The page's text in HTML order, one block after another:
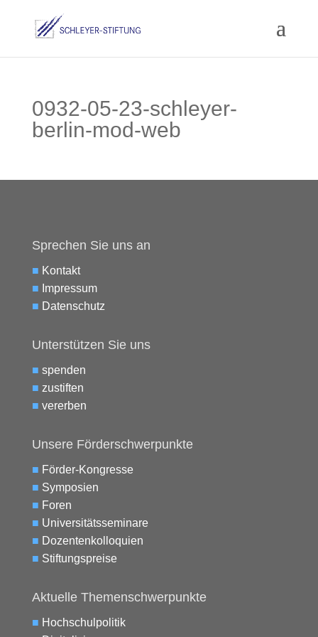
0932-05-23-schleyer-
berlin-mod-web
Sprechen Sie uns an
■ Kontakt
■ Impressum
■ Datenschutz
Unterstützen Sie uns
■ spenden
■ zustiften
■ vererben
Unsere Förderschwerpunkte
■ Förder-Kongresse
■ Symposien
■ Foren
■ Universitätsseminare
■ Dozentenkolloquien
■ Stiftungspreise
Aktuelle Themenschwerpunkte
■ Hochschulpolitik